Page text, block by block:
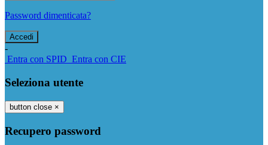
Password dimenticata?
-
Entra con SPID Entra con CIE
Seleziona utente
button close ×
Recupero password